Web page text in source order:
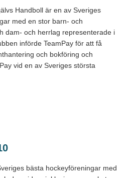
Handboll är en av Sveriges
med en stor barn- och
dam- och herrlag representerade i
införde TeamPay för att få
och bokföring och
vid en av Sveriges största
bästa hockeyföreningar med